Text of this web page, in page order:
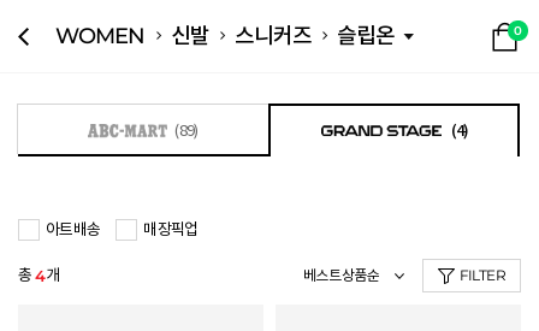
WOMEN 신발 스니커즈 슬립온 0
(89) (4)
아트배송 매장픽업
총4개 FILTER